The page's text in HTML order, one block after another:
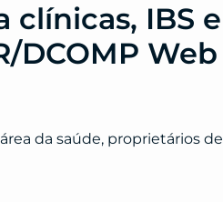
clínicas, IBS e
DCOMP Web
da saúde, proprietários de